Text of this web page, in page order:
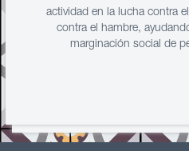
actividad en la lucha contra
contra el hambre,
marginación social de